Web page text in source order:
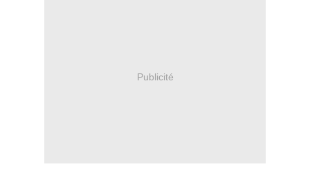
Publicité